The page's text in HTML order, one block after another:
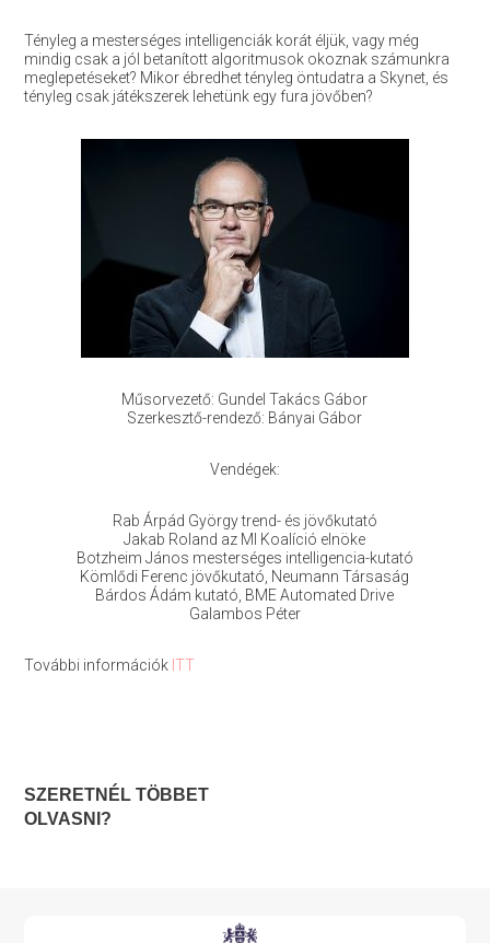
Tényleg a mesterséges intelligenciák korát éljük, vagy még
mindig csak a jól betanított algoritmusok okoznak számunkra
meglepetéseket? Mikor ébredhet tényleg öntudatra a Skynet, és
tényleg csak játékszerek lehetünk egy fura jövőben?
Műsorvezető: Gundel Takács Gábor
Szerkesztő-rendező: Bányai Gábor
Vendégek:
Rab Árpád György trend- és jövőkutató
Jakab Roland az MI Koalíció elnöke
Botzheim János mesterséges intelligencia-kutató
Kömlődi Ferenc jövőkutató, Neumann Társaság
Bárdos Ádám kutató, BME Automated Drive
Galambos Péter
További információk ITT
SZERETNÉL TÖBBET
OLVASNI?